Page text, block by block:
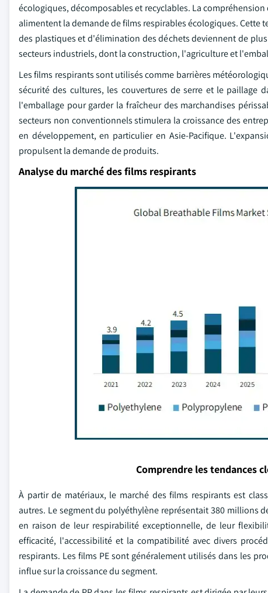
écologiques, décomposables et recyclables. La
alimentent la demande de films respirables écologiques.
des plastiques et d'élimination des déchets deviennent de
secteurs industriels, dont la construction, l'agriculture et
Les films respirants sont utilisés comme barrières
sécurité des cultures, les couvertures de serre et le paillage
l'emballage pour garder la fraîcheur des marchandises
secteurs non conventionnels stimulera la croissance des
en développement, en particulier en Asie-Pacifique.
propulsent la demande de produits.
Analyse du marché des films respirants
Comprendre les tendances
À partir de matériaux, le marché des films respirants est
autres. Le segment du polyéthylène représentait 380 millions
en raison de leur respirabilité exceptionnelle, de leur
efficacité, l'accessibilité et la compatibilité avec divers
respirants. Les films PE sont généralement utilisés dans les
influe sur la croissance du segment.